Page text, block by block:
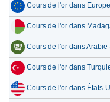
Cours de l'or dans
Cours de l'or dans
Cours de l'or dans
Cours de l'or dans
Cours de l'or dans États-